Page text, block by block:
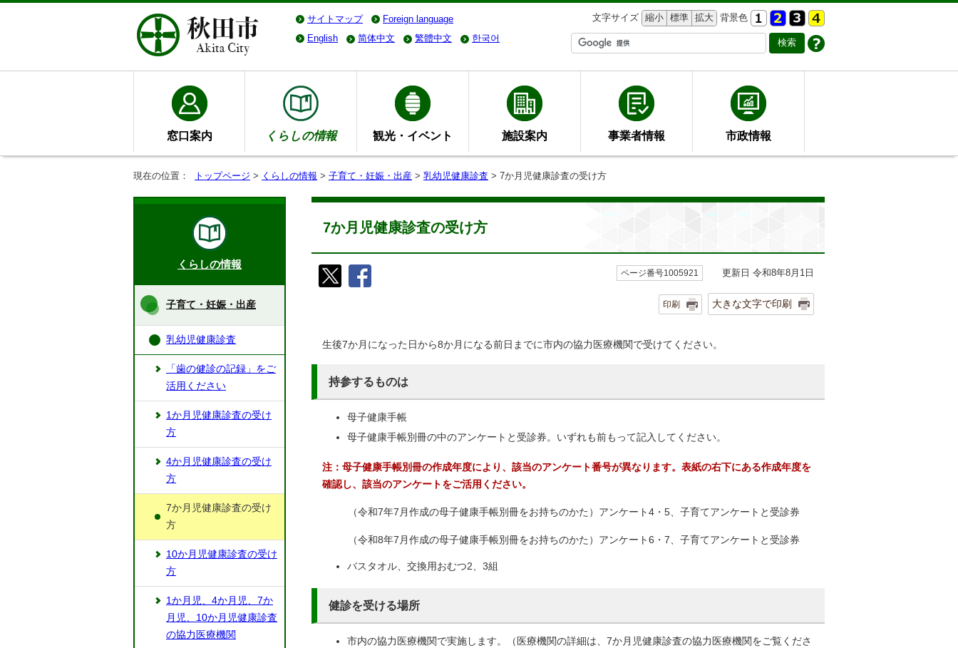
サイトマップ Foreign language 文字サイズ 縮小 標準 拡大 背景色
English
简体中文 繁體中文 한국어
窓口案内 くらしの情報 観光・イベント 施設案内 事業者情報 市政情報
現在の位置： トップページ > くらしの情報 > 子育て・妊娠・出産 > 乳幼児健康診査 > 7か月児健康診査の受け方
7か月児健康診査の受け方
ページ番号1005921 更新日 令和8年8月1日
印刷 大きな文字で印刷
生後7か月になった日から8か月になる前日までに市内の協力医療機関で受けてください。
持参するものは
母子健康手帳
母子健康手帳別冊の中のアンケートと受診券。いずれも前もって記入してください。
注：母子健康手帳別冊の作成年度により、該当のアンケート番号が異なります。表紙の右下にある作成年度を
確認し、該当のアンケートをご活用ください。
（令和7年7月作成の母子健康手帳別冊をお持ちのかた）アンケート4・5、子育てアンケートと受診券
（令和8年7月作成の母子健康手帳別冊をお持ちのかた）アンケート6・7、子育てアンケートと受診券
バスタオル、交換用おむつ2、3組
健診を受ける場所
市内の協力医療機関で実施します。（医療機関の詳細は、7か月児健康診査の協力医療機関をご覧くださ
くらしの情報
子育て・妊娠・出産
乳幼児健康診査
「歯の健診の記録」をご
活用ください
1か月児健康診査の受け
方
4か月児健康診査の受け
方
7か月児健康診査の受け
方
10か月児健康診査の受け
方
1か月児、4か月児、7か
月児、10か月児健康診査
の協力医療機関